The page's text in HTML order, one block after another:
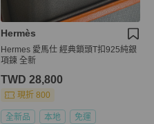
Hermès
Hermes 愛馬仕 經典鎖頭T扣925純銀
項鍊 全新
TWD 28,800
現折 800
全新品 本地 免運